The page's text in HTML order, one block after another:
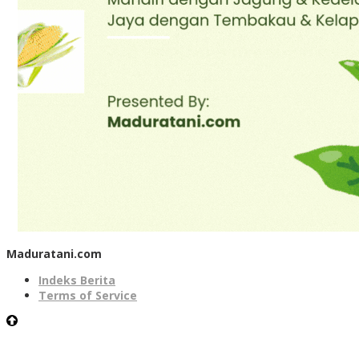
Maduratani.com
Indeks Berita
Terms of Service